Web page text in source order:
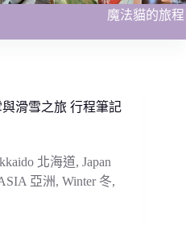
魔法貓的旅程
滑雪之旅 行程筆記
北海道, Japan
亞洲, Winter 冬,